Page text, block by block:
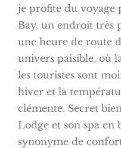
je profite du voyage
Bay, un endroit très
une heure de route
univers paisible, où
les touristes sont
hiver et la
clémente. Secret
Lodge et son spa en
synonyme de